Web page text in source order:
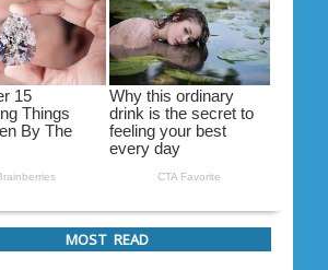
MOST READ